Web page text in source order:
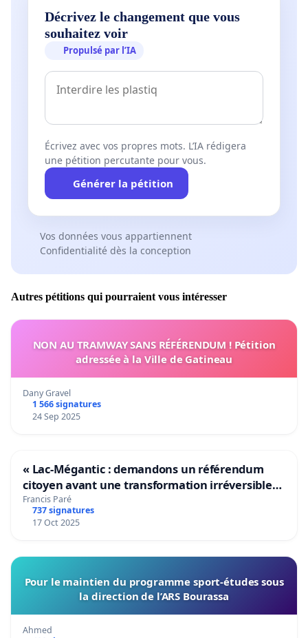
Décrivez le changement que vous
souhaitez voir
Propulsé par l’IA
Écrivez avec vos propres mots. L’IA rédigera
une pétition percutante pour vous.
Générer la pétition
Vos données vous appartiennent
Confidentialité dès la conception
Autres pétitions qui pourraient vous intéresser
NON AU TRAMWAY SANS RÉFÉRENDUM ! Pétition
adressée à la Ville de Gatineau
Dany Gravel
1 566 signatures
24 Sep 2025
« Lac-Mégantic : demandons un référendum
citoyen avant une transformation irréversible
de notre territoire »
Francis Paré
737 signatures
17 Oct 2025
Pour le maintien du programme sport-études sous
la direction de l’ARS Bourassa
Ahmed